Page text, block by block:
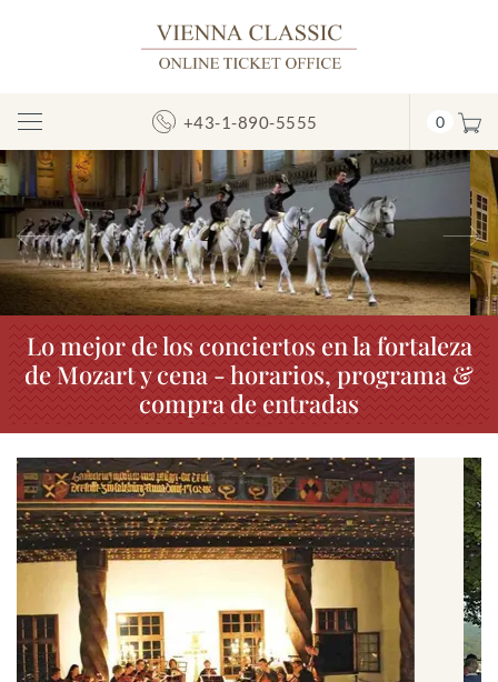
Mostrar/ocultar
la
navegación
+43-1-890-5555 0
Anterior
Lo mejor de los conciertos en la fortaleza
de Mozart y cena - horarios, programa &
compra de entradas